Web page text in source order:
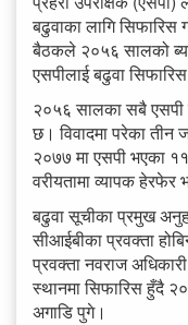
बढुवाका लागि
बैठकले २०५६ सालको
एसपीलाई बढुवा
२०५६ सालका सबै एसपी
छ। विवादमा परेका तीन
२०७७ मा एसपी भएका
वरीयतामा व्यापक हेरफेर
बढुवा सूचीका प्रमुख
सीआईबीका प्रवक्ता
प्रवक्ता नवराज
स्थानमा सिफारिस हुँदै
अगाडि पुगे।